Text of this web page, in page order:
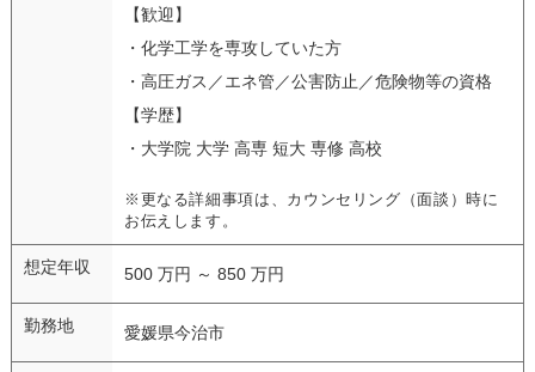
【歓迎】
・化学工学を専攻していた方
・高圧ガス／エネ管／公害防止／危険物等の資格
【学歴】
・大学院 大学 高専 短大 専修 高校
※更なる詳細事項は、カウンセリング（面談）時に
お伝えします。
想定年収 500 万円 ～ 850 万円
勤務地 愛媛県今治市